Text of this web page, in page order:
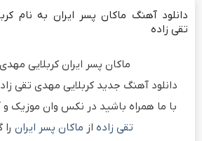
دانلود آهنگ ماکان پسر ایران به نام
تقی زاده
ماکان پسر ایران کربلایی
دانلود آهنگ جدید کربلایی مهدی تقی
با ما همراه باشید در نکس وان موزیک
تقی زاده از ماکان پسر ایران